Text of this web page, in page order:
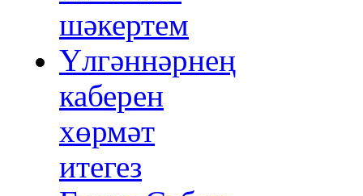
шәкертем
Үлгәннәрнең
каберен
хөрмәт
итегез